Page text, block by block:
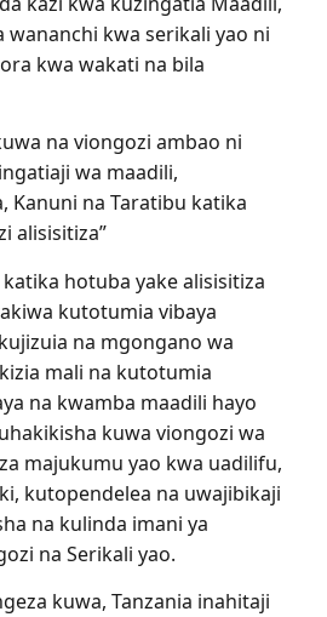
kwa serikali yao ni
kwa wakati na bila
na viongozi ambao ni
wa maadili,
Kanuni na Taratibu katika
alisisitiza”
hotuba yake alisisitiza
kutotumia vibaya
na mgongano wa
mali na kutotumia
na kwamba maadili hayo
kuwa viongozi wa
majukumu yao kwa uadilifu,
kutopendelea na uwajibikaji
na kulinda imani ya
na Serikali yao.
kuwa, Tanzania inahitaji